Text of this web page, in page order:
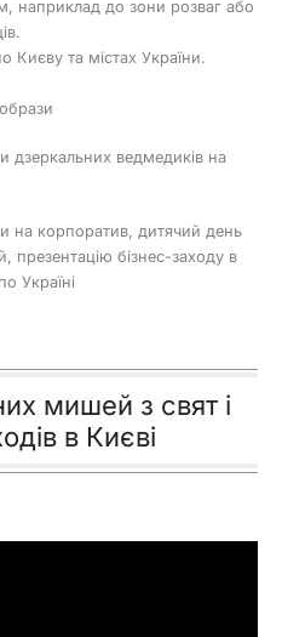
наприклад до зони розваг або
та містах України.
дзеркальних ведмедиків на
на корпоратив, дитячий день
презентацію бізнес-заходу в
Україні
мишей з свят і
в Києві